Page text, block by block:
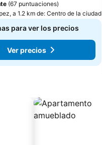
(67 puntuaciones)
a 1.2 km de: Centro de la ciudad
para ver los precios
Ver precios